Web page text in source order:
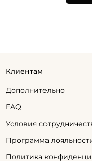
Клиентам
Дополнительно
FAQ
Условия
Программа
Политика